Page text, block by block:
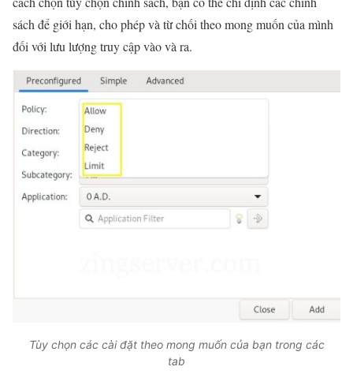
sách để giới hạn, cho phép và từ chối theo mong muốn của mình
đối với lưu lượng truy cập vào và ra.
Tùy chọn các cài đặt theo mong muốn của bạn trong các
tab